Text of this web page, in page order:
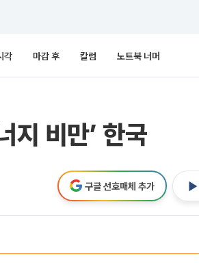
각 마감 후 칼럼 노트북 너머
지 비만’ 한국
구글 선호매체 추가